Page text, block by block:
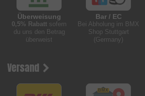
Überweisung
0,5% Rabatt sofern
du uns den Betrag
überweist
Bar / EC
Bei Abholung im BMX
Shop Stuttgart
(Germany)
Versand